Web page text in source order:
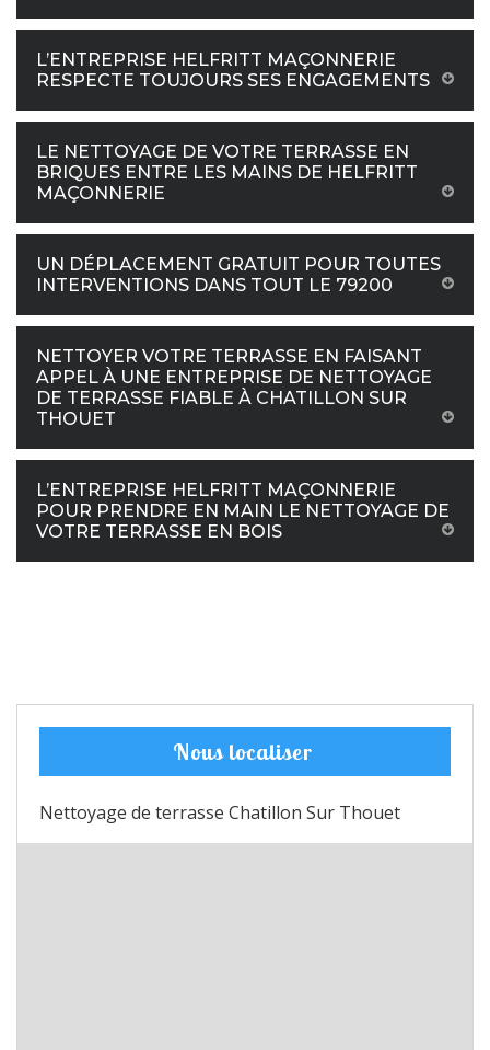
L’ENTREPRISE HELFRITT MAÇONNERIE
RESPECTE TOUJOURS SES ENGAGEMENTS
LE NETTOYAGE DE VOTRE TERRASSE EN
BRIQUES ENTRE LES MAINS DE HELFRITT
MAÇONNERIE
UN DÉPLACEMENT GRATUIT POUR TOUTES
INTERVENTIONS DANS TOUT LE 79200
NETTOYER VOTRE TERRASSE EN FAISANT
APPEL À UNE ENTREPRISE DE NETTOYAGE
DE TERRASSE FIABLE À CHATILLON SUR
THOUET
L’ENTREPRISE HELFRITT MAÇONNERIE
POUR PRENDRE EN MAIN LE NETTOYAGE DE
VOTRE TERRASSE EN BOIS
Nous localiser
Nettoyage de terrasse Chatillon Sur Thouet